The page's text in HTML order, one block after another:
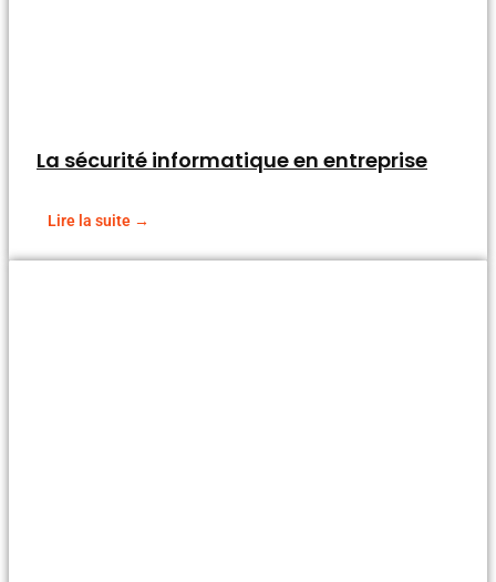
La sécurité informatique en entreprise
Lire la suite →